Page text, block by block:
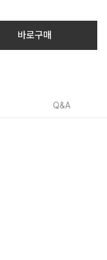
바로구매
Q&A